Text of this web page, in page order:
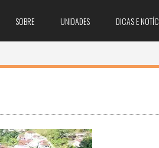
SOBRE UNIDADES DICAS E